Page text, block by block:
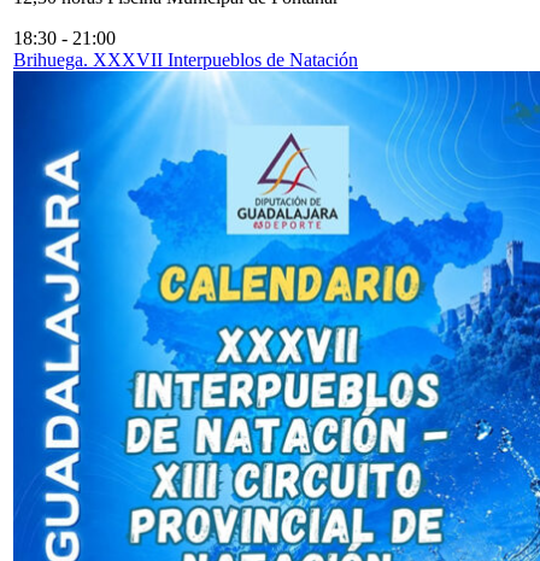
18:30 - 21:00
Brihuega. XXXVII Interpueblos de Natación